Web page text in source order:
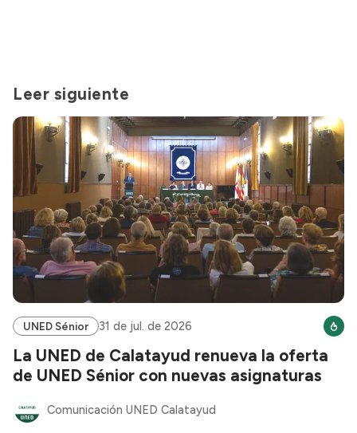
Leer siguiente
UNED Sénior 31 de jul. de 2026
La UNED de Calatayud renueva la oferta
de UNED Sénior con nuevas asignaturas
Comunicación UNED Calatayud